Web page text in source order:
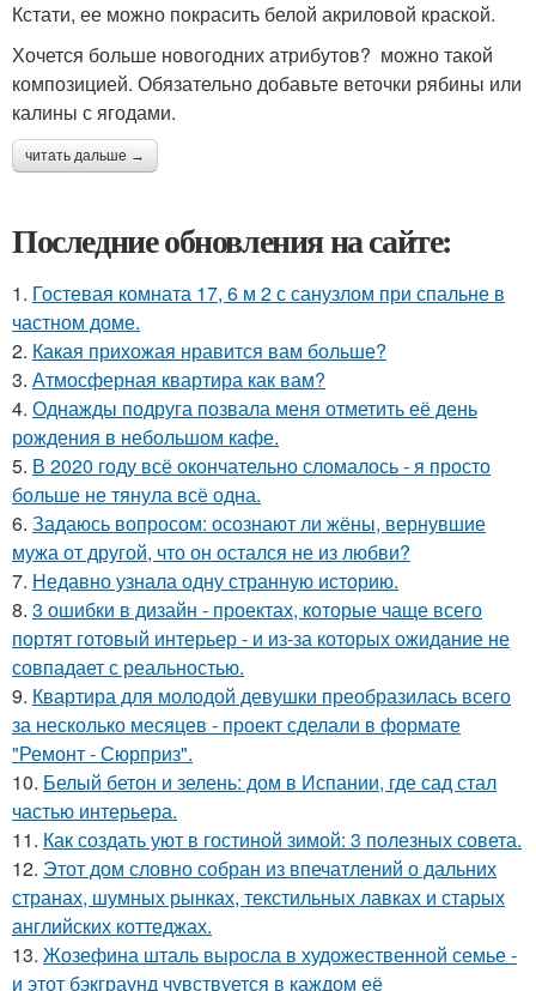
Кстати, ее можно покрасить белой акриловой краской.
Хочется больше новогодних атрибутов? можно такой
композицией. Обязательно добавьте веточки рябины или
калины с ягодами.
читать дальше →
Последние обновления на сайте:
1. Гостевая комната 17, 6 м 2 с санузлом при спальне в
частном доме.
2. Какая прихожая нравится вам больше?
3. Атмосферная квартира как вам?
4. Однажды подруга позвала меня отметить её день
рождения в небольшом кафе.
5. В 2020 году всё окончательно сломалось - я просто
больше не тянула всё одна.
6. Задаюсь вопросом: осознают ли жёны, вернувшие
мужа от другой, что он остался не из любви?
7. Недавно узнала одну странную историю.
8. 3 ошибки в дизайн - проектах, которые чаще всего
портят готовый интерьер - и из-за которых ожидание не
совпадает с реальностью.
9. Квартира для молодой девушки преобразилась всего
за несколько месяцев - проект сделали в формате
"Ремонт - Сюрприз".
10. Белый бетон и зелень: дом в Испании, где сад стал
частью интерьера.
11. Как создать уют в гостиной зимой: 3 полезных совета.
12. Этот дом словно собран из впечатлений о дальних
странах, шумных рынках, текстильных лавках и старых
английских коттеджах.
13. Жозефина шталь выросла в художественной семье -
и этот бэкграунд чувствуется в каждом её